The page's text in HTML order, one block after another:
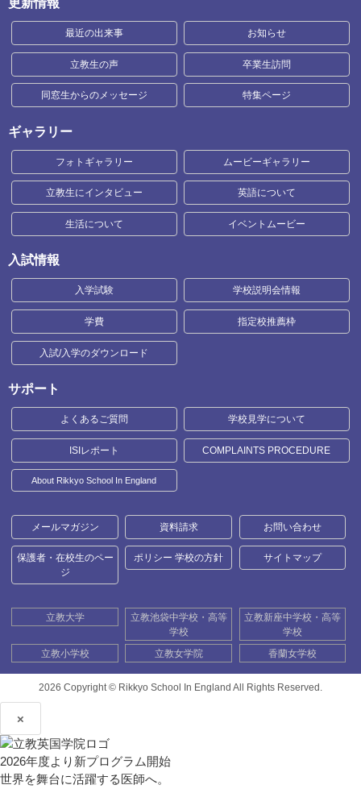
更新情報
最近の出来事 お知らせ
立教生の声 卒業生訪問
同窓生からのメッセージ 特集ページ
ギャラリー
フォトギャラリー ムービーギャラリー
立教生にインタビュー 英語について
生活について イベントムービー
入試情報
入学試験 学校説明会情報
学費 指定校推薦枠
入試/入学のダウンロード
サポート
よくあるご質問 学校見学について
ISIレポート COMPLAINTS PROCEDURE
About Rikkyo School In England
メールマガジン 資料請求 お問い合わせ
保護者・在校生のペー
ジ
ポリシー 学校の方針 サイトマップ
立教大学
立教池袋中学校・高等
学校
立教新座中学校・高等
学校
立教小学校
立教女学院 香蘭女学校
2026 Copyright © Rikkyo School In England All Rights Reserved.
×
2026年度より新プログラム開始
世界を舞台に活躍する医師へ。